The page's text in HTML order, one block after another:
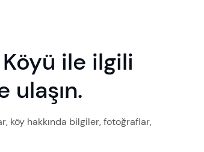
ile ilgili
ulaşın.
köy hakkında bilgiler, fotoğraflar,